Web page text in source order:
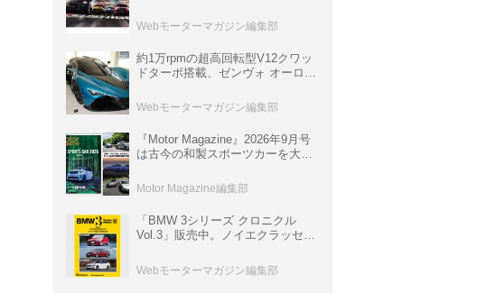
ト体験があたる抽選企画などを展
開
Webモーターマガジン編集部
約1万rpmの超高回転型V12クワッ
ドターボ搭載、ゼンヴォ オーロラ
イパーカー【スーパーカークロニ
クル・完全版／116】
Webモーターマガジン編集部
『Motor Magazine』2026年9月号
は古今の和製スポーツカーを大特
情報も満載
Motor Magazine編集部
「BMW 3シリーズ クロニクル
Vol.3」販売中。ノイエクラッセか
ムック
Webモーターマガジン編集部